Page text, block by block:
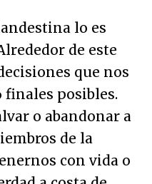
lo es
de este
que nos
finales posibles.
o abandonar a
de la
con vida o